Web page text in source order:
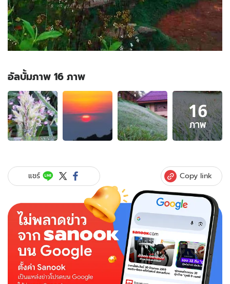
อัลบั้มภาพ 16 ภาพ
อัลบั้ม
ภาพ
16
ภาพ
ของ
ไม่มี
จริง!
ดอย
อิน
อุณหภูมิ
16
ภาพ
แชร์ Copy link